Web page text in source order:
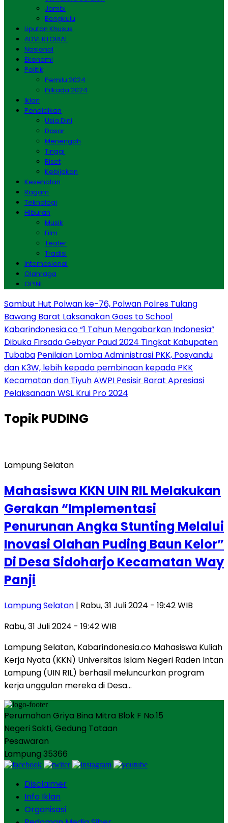
Jambi
Bengkulu
Liputan Khusus
ADVERTORIAL
Nasional
Ekonomi
Politik
Pemilu 2024
Pilkada 2024
Iklan
Pendidikan
Usia Dini
Dasar
Menengah
Tinggi
Riset
Kebijakan
Kesehatan
Ragam
Teknologi
Hiburan
Musik
Film
Teater
Tradisi
Internasional
Olahraga
OPINI
Sambut Hut Polwan ke-76, Polwan Polres Tulang
Bawang Barat Laksanakan Goes to School
Kabarindonesia.co “1 Tahun Mengabarkan Indonesia”
Dibuka Firsada Gebyar Paud 2024 Tingkat Kabupaten
Tubaba Penilaian Lomba Administrasi PKK, Posyandu
dan K3W, lebih kepada pembinaan kepada PKK
Kecamatan dan TiyuhAWPI Pesisir Barat Apresiasi
Pelaksanaan WSL Krui Pro 2024
TopikPUDING
Lampung Selatan
Mahasiswa KKN UIN RIL Melakukan
Gerakan “Implementasi
Penurunan Angka Stunting Melalui
Inovasi Olahan Puding Baun Kelor”
Di Desa Sidoharjo Kecamatan Way
Panji
Lampung Selatan | Rabu, 31 Juli 2024 - 19:42 WIB
Rabu, 31 Juli 2024 - 19:42 WIB
Lampung Selatan, Kabarindonesia.co Mahasiswa Kuliah
Kerja Nyata (KKN) Universitas Islam Negeri Raden Intan
Lampung (UIN RIL) berhasil meluncurkan program
kerja unggulan mereka di Desa…
Perumahan Griya Bina Mitra Blok F No.15
Negeri Sakti, Gedung Tataan
Pesawaran
Lampung 35366
Disclaimer
Info Iklan
Organisasi